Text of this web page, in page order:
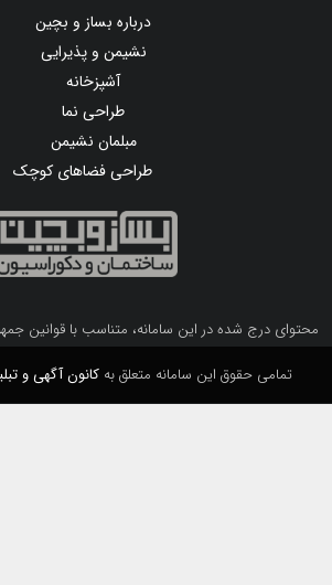
درباره بساز و بچین
نشیمن و پذیرایی
آشپزخانه
طراحی نما
مبلمان نشیمن
طراحی فضاهای کوچک
محتوای درج شده در این سامانه، متناسب با قوانین
تمامی حقوق این سامانه متعلق بهکانون آگهی و